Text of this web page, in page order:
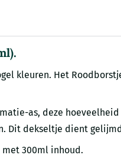
kleuren. Het
as, deze
Dit dekseltje dient
300ml inhoud.